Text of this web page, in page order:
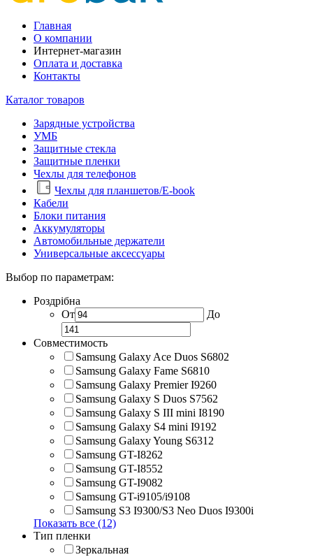
Главная
О компании
Интернет-магазин
Оплата и доставка
Контакты
Каталог товаров
Зарядные устройства
УМБ
Защитные стекла
Защитные пленки
Чехлы для телефонов
Чехлы для планшетов/E-book
Кабели
Блоки питания
Аккумуляторы
Автомобильные держатели
Универсальные аксессуары
Выбор по параметрам:
Роздрібна
От
До
Совместимость
Samsung Galaxy Ace Duos S6802
Samsung Galaxy Fame S6810
Samsung Galaxy Premier I9260
Samsung Galaxy S Duos S7562
Samsung Galaxy S III mini I8190
Samsung Galaxy S4 mini I9192
Samsung Galaxy Young S6312
Samsung GT-I8262
Samsung GT-I8552
Samsung GT-I9082
Samsung GT-i9105/i9108
Samsung S3 I9300/S3 Neo Duos I9300i
Показать все (12)
Тип пленки
Зеркальная